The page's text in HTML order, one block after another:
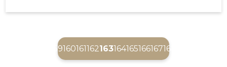
159160161162163(current)
164165166167168